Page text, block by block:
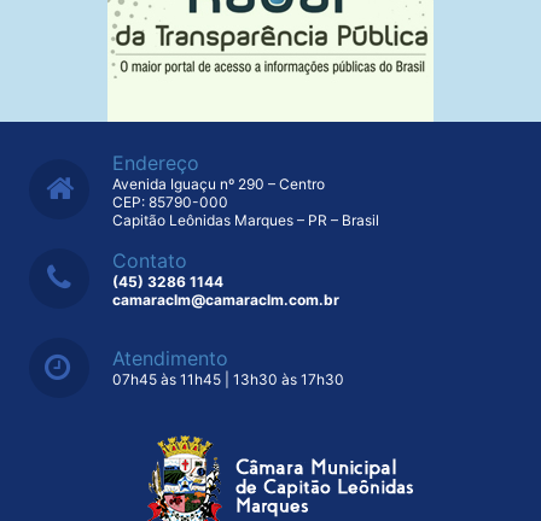
Endereço
Avenida Iguaçu nº 290 – Centro
CEP: 85790-000
Capitão Leônidas Marques – PR – Brasil
Contato
(45) 3286 1144
camaraclm@camaraclm.com.br
Atendimento
07h45 às 11h45 | 13h30 às 17h30